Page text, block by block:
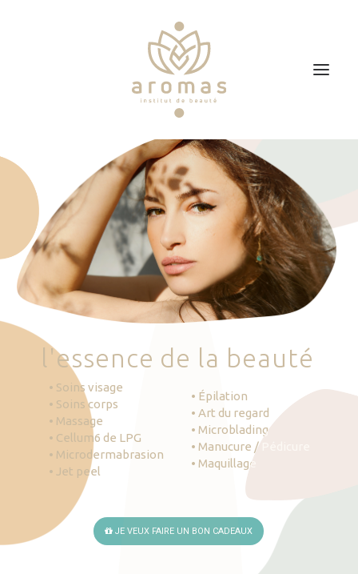
Soins
Je veux faire un bon cadeau
Plan d’accès
Prendre RDV
'essence de la beauté
• Soins visage
• Soins corps
• Massage
• Cellum6 de LPG
• Microdermabrasion
• Jet peel
• Épilation
• Art du regard
• Microblading
• Manucure / Pédicure
• Maquillage
JE VEUX FAIRE UN BON CADEAUX